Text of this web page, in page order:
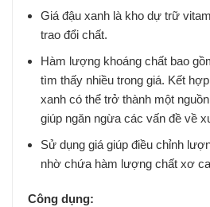
Giá đậu xanh là kho dự trữ
trao đổi chất.
Hàm lượng khoáng chất bao
tìm thấy nhiều trong giá. Kết
xanh có thể trở thành một
giúp ngăn ngừa các vấn đề về
Sử dụng giá giúp điều chỉnh
nhờ chứa hàm lượng chất xơ
Công dụng: